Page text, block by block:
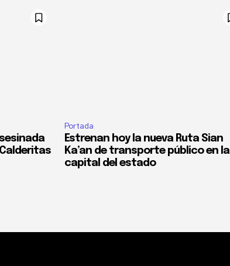
Portada
Estrenan hoy la nueva Ruta Sian
Ka’an de transporte público en la
capital del estado